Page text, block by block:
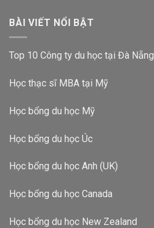
BÀI VIẾT NỔI BẬT
Top 10 Công ty du học tại Đà Nẵng
Học thạc sĩ MBA tại Mỹ
Học bổng du học Mỹ
Học bổng du học Úc
Học bổng du học Anh (UK)
Học bổng du học Canada
Học bổng du học New Zealand